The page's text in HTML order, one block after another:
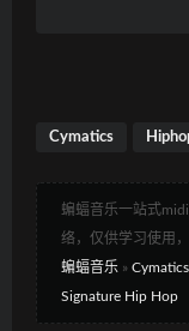
Cymatics
蝙蝠音乐一站式
络，仅供学习使用
蝙蝠音乐 »
Signature Hip Hop